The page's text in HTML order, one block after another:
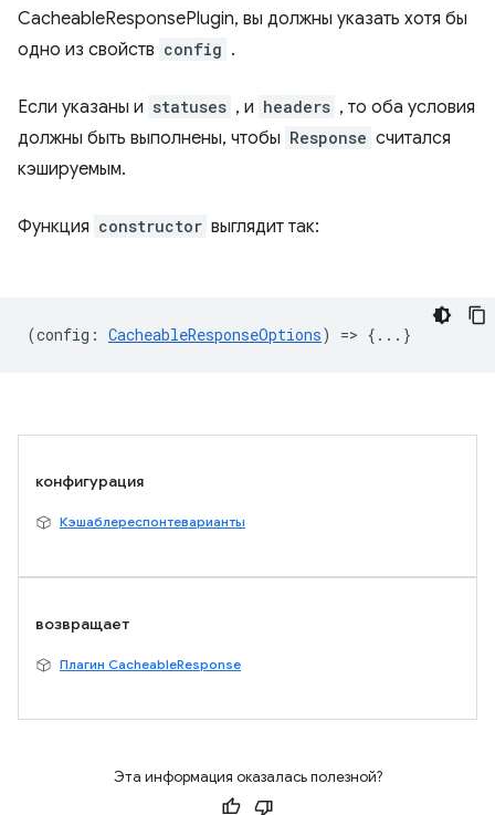
CacheableResponsePlugin, вы должны указать хотя бы
одно из свойств config .
Если указаны и statuses , и headers , то оба условия
должны быть выполнены, чтобы Response считался
кэшируемым.
Функция constructor выглядит так:
(config : CacheableResponseOptions) => {...}
конфигурация
Кэшаблереспонтеварианты
возвращает
Плагин CacheableResponse
Эта информация оказалась полезной?